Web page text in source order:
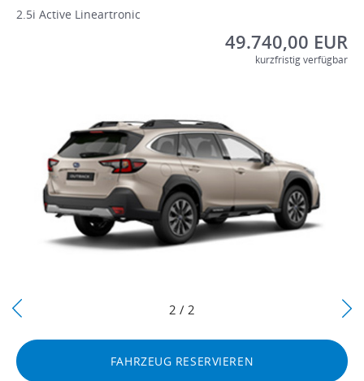
2.5i Active Lineartronic
49.740,00 EUR
kurzfristig verfügbar
2 / 2
FAHRZEUG RESERVIEREN